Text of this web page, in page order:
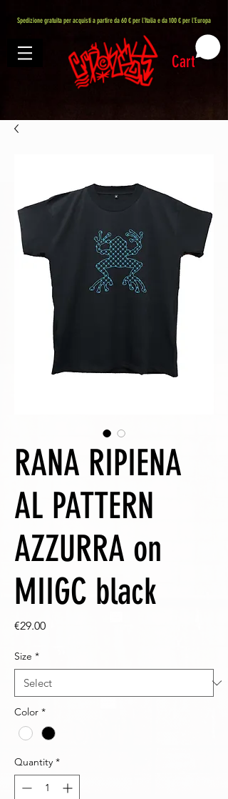
Spedizione gratuita per acquisti a partire da 60 € per l'Italia e da 100 € per l'Europa
Cart
RANA RIPIENA
AL PATTERN
AZZURRA on
MIIGC black
€29.00Price
Size *
Color *
Quantity *